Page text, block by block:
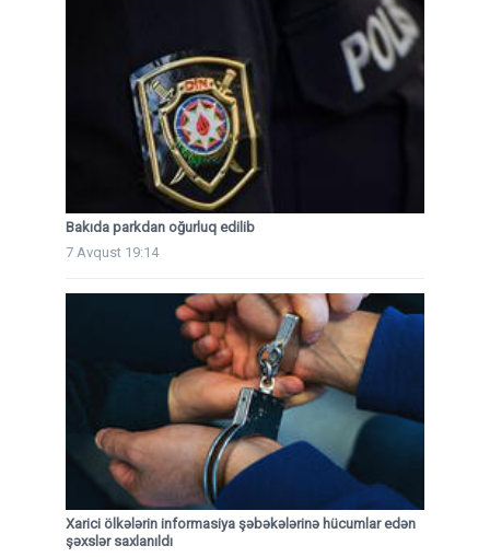
Bakıda parkdan oğurluq edilib
7 Avqust 19:14
Xarici ölkələrin informasiya şəbəkələrinə hücumlar edən
şəxslər saxlanıldı